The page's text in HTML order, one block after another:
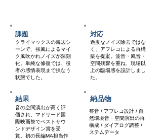
課題
クライマックスの海辺シ
ーンで、強風によるマイ
ク風吹かれノイズが深刻
化。単純な修復では、役
者の感情表現まで損なう
状態でした。
対応
過度なノイズ除去ではな
く、アフレコによる再構
築を提案。波音・風音・
空間残響を重ね、現場以
上の臨場感を設計しまし
た。
結果
音の空間演出が高く評
価され、マドリード国
際映画祭でベストサウ
ンドデザイン賞を受
賞。初の長編MA担当作
納品物
整音 / アフレコ設計 / 自
然環境音・空間演出の再
構成 / ダイアログ調整 /
ステムデータ